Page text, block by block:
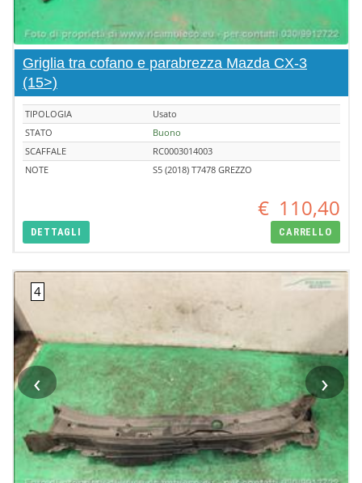
Griglia tra cofano e parabrezza Mazda CX-3
(15>)
TIPOLOGIA
Usato
STATO
Buono
SCAFFALE
RC0003014003
NOTE
S5 (2018) T7478 GREZZO
€ 110,40
DETTAGLI CARRELLO
‹ ›